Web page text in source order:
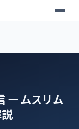
― ムスリム